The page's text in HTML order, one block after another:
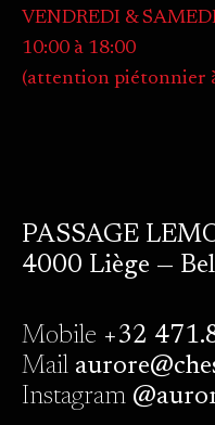
VENDREDI &
10:00 à 18:00
(attention piétonnier
PASSAGE
4000 Liège —
Mobile +32
Mail
Instagram